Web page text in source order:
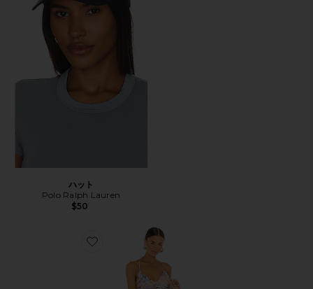
ハット
Polo Ralph Lauren
$50
Favorite BLYTHE ドレス